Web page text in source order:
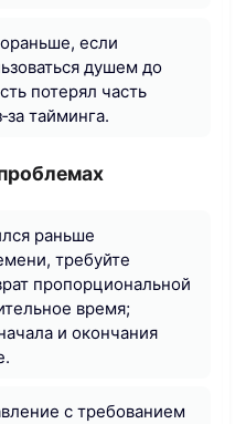
если
душем до
потерял часть
тайминга.
раньше
требуйте
пропорциональной
время;
и окончания
с требованием